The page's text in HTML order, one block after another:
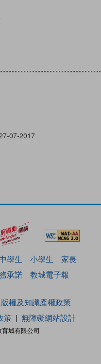
07-2017
中學生 小學生
家長
承諾 教城電子報
城有限公司
版權及知識產權政策
策 無障礙網站設計